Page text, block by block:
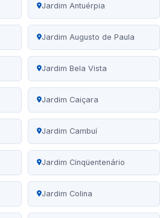
Jardim Antuérpia
Jardim Augusto de Paula
Jardim Bela Vista
Jardim Caiçara
Jardim Cambuí
Jardim Cinqüentenário
Jardim Colina